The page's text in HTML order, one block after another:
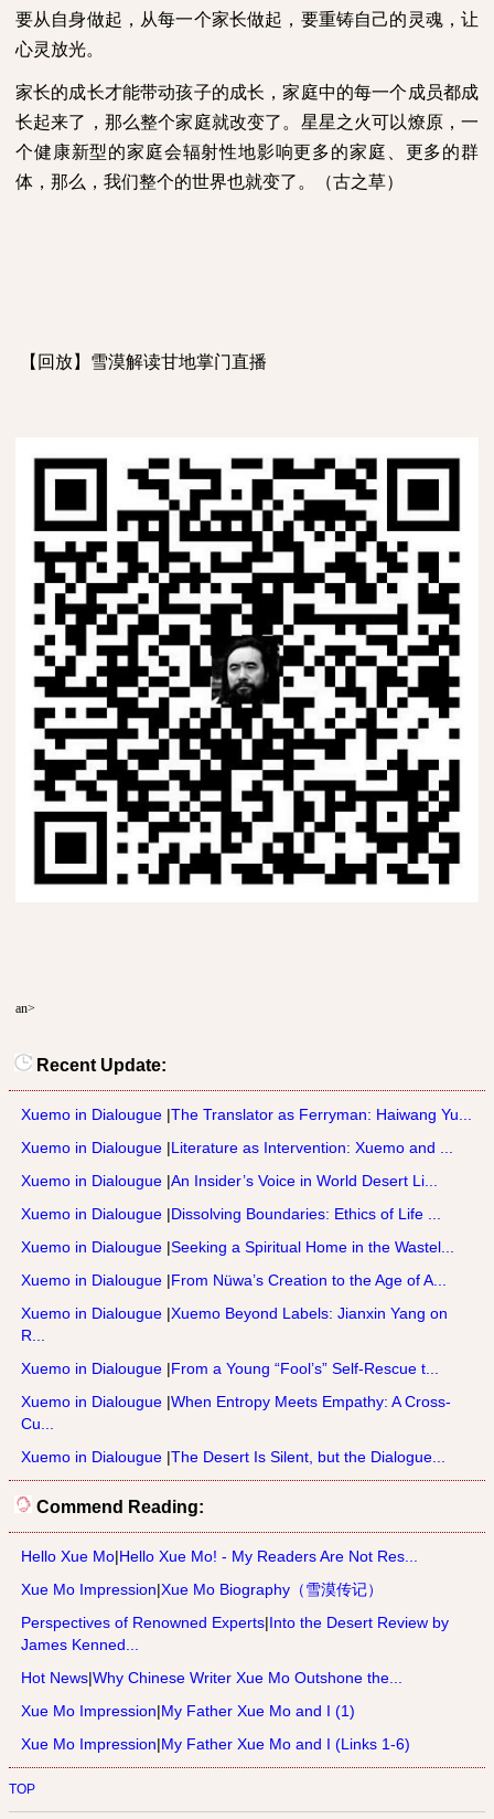
要从自身做起，从每一个家长做起，要重铸自己的灵魂，让
心灵放光。
家长的成长才能带动孩子的成长，家庭中的每一个成员都成
长起来了，那么整个家庭就改变了。星星之火可以燎原，一
个健康新型的家庭会辐射性地影响更多的家庭、更多的群
体，那么，我们整个的世界也就变了。（古之草）
【回放】雪漠解读甘地掌门直播
an>
Recent Update:
Xuemo in Dialougue |The Translator as Ferryman: Haiwang Yu...
Xuemo in Dialougue |Literature as Intervention: Xuemo and ...
Xuemo in Dialougue |An Insider’s Voice in World Desert Li...
Xuemo in Dialougue |Dissolving Boundaries: Ethics of Life ...
Xuemo in Dialougue |Seeking a Spiritual Home in the Wastel...
Xuemo in Dialougue |From Nüwa’s Creation to the Age of A...
Xuemo in Dialougue |Xuemo Beyond Labels: Jianxin Yang on
R...
Xuemo in Dialougue |From a Young “Fool’s” Self-Rescue t...
Xuemo in Dialougue |When Entropy Meets Empathy: A Cross-
Cu...
Xuemo in Dialougue |The Desert Is Silent, but the Dialogue...
Commend Reading:
Hello Xue Mo|Hello Xue Mo! - My Readers Are Not Res...
Xue Mo Impression|Xue Mo Biography（雪漠传记）
Perspectives of Renowned Experts|Into the Desert Review by
James Kenned...
Hot News|Why Chinese Writer Xue Mo Outshone the...
Xue Mo Impression|My Father Xue Mo and I (1)
Xue Mo Impression|My Father Xue Mo and I (Links 1-6)
TOP